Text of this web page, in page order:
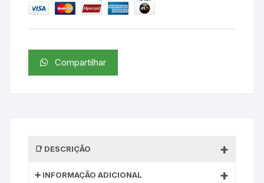
Compartilhar
DESCRIÇÃO
INFORMAÇÃO ADICIONAL